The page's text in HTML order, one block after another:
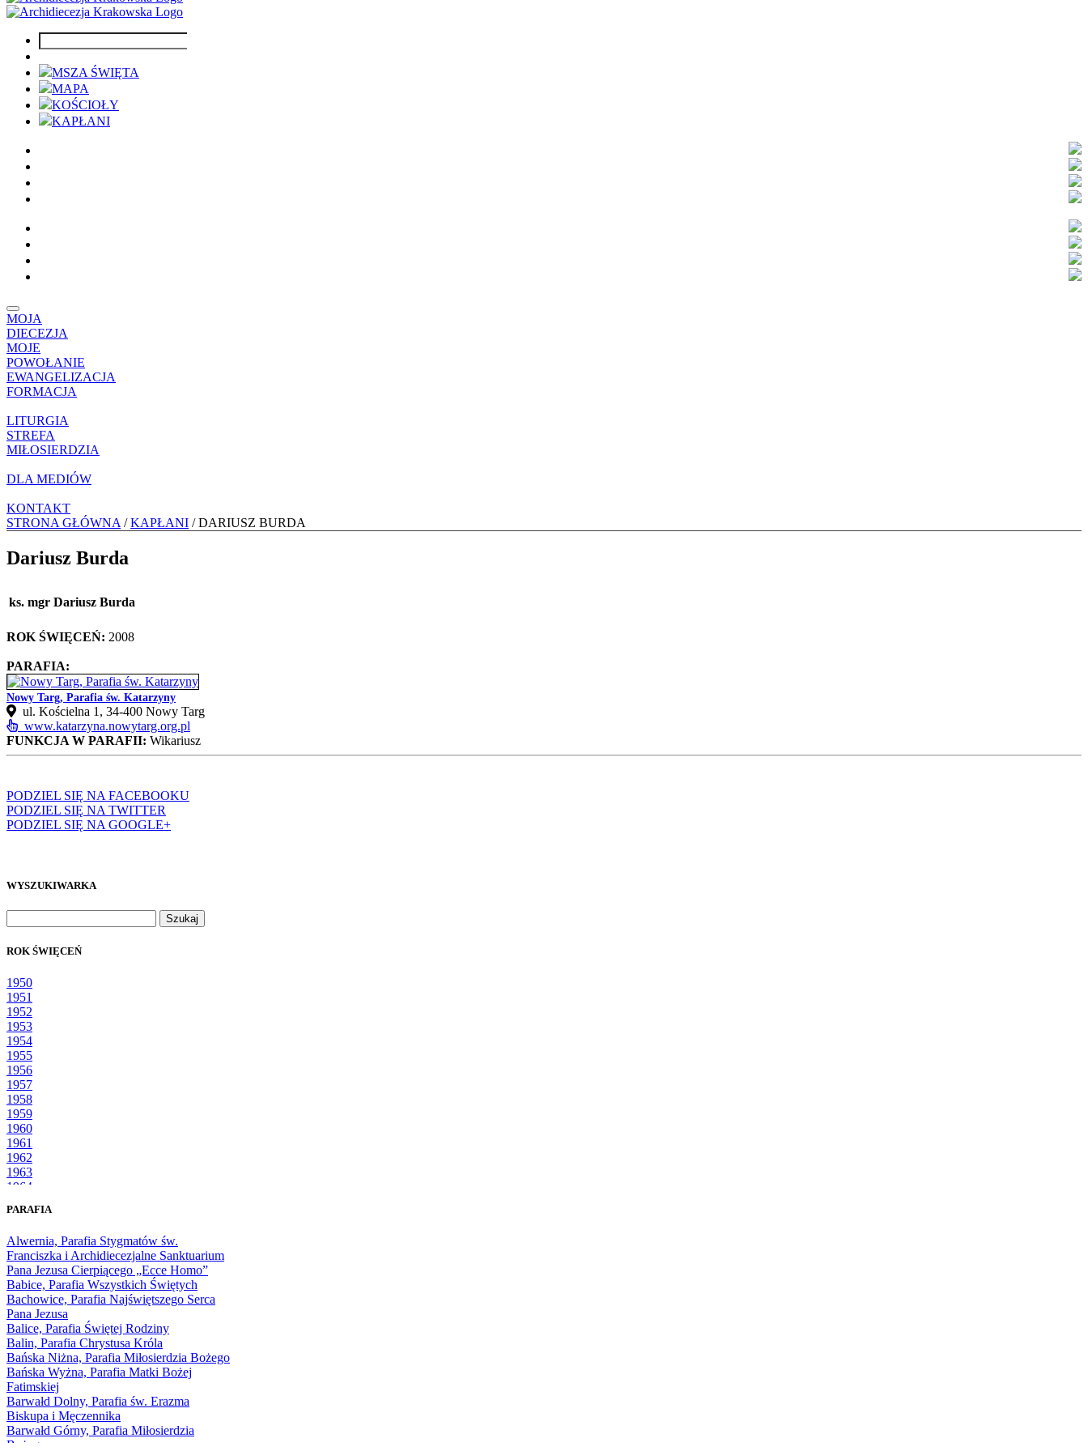
MSZA ŚWIĘTA
MAPA
KOŚCIOŁY
KAPŁANI
MOJA
DIECEZJA
MOJE
POWOŁANIE
EWANGELIZACJA
FORMACJA
LITURGIA
STREFA
MIŁOSIERDZIA
DLA MEDIÓW
KONTAKT
STRONA GŁÓWNA /KAPŁANI / DARIUSZ BURDA
Dariusz Burda
ks. mgr Dariusz Burda
ROK ŚWIĘCEŃ: 2008
PARAFIA:
Nowy Targ, Parafia św. Katarzyny
ul. Kościelna 1, 34‑400 Nowy Targ
www.katarzyna.nowytarg.org.pl
FUNKCJA W PARAFII: Wikariusz
PODZIEL SIĘ NA FACEBOOKU
PODZIEL SIĘ NA TWITTER
PODZIEL SIĘ NA GOOGLE+
WYSZUKIWARKA
ROK ŚWIĘCEŃ
1950
1951
1952
1953
1954
1955
1956
1957
1958
1959
1960
1961
1962
1963
1964
1966
1968
1969
1970
1971
1972
1973
1974
1975
1976
1977
1978
1979
1980
1981
PARAFIA
Alwernia, Parafia Stygmatów św.
Franciszka i Archidiecezjalne Sanktuarium
Pana Jezusa Cierpiącego „Ecce Homo”
Babice, Parafia Wszystkich Świętych
Bachowice, Parafia Najświętszego Serca
Pana Jezusa
Balice, Parafia Świętej Rodziny
Balin, Parafia Chrystusa Króla
Bańska Niżna, Parafia Miłosierdzia Bożego
Bańska Wyżna, Parafia Matki Bożej
Fatimskiej
Barwałd Dolny, Parafia św. Erazma
Biskupa i Męczennika
Barwałd Górny, Parafia Miłosierdzia
Bożego